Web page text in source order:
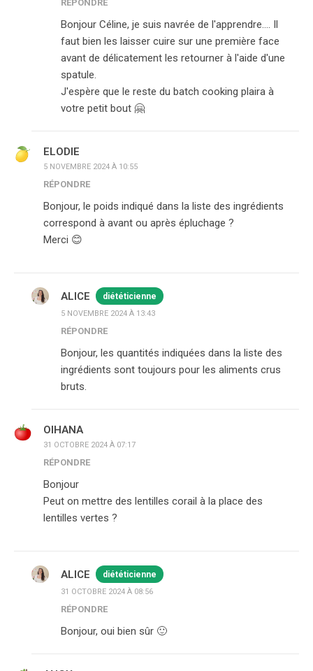
RÉPONDRE
Bonjour Céline, je suis navrée de l'apprendre…. Il
faut bien les laisser cuire sur une première face
avant de délicatement les retourner à l'aide d'une
spatule.
J'espère que le reste du batch cooking plaira à
votre petit bout 🤗
ELODIE
5 NOVEMBRE 2024 À 10:55
RÉPONDRE
Bonjour, le poids indiqué dans la liste des ingrédients
correspond à avant ou après épluchage ?
Merci 😊
ALICE diététicienne
5 NOVEMBRE 2024 À 13:43
RÉPONDRE
Bonjour, les quantités indiquées dans la liste des
ingrédients sont toujours pour les aliments crus
bruts.
OIHANA
31 OCTOBRE 2024 À 07:17
RÉPONDRE
Bonjour
Peut on mettre des lentilles corail à la place des
lentilles vertes ?
ALICE diététicienne
31 OCTOBRE 2024 À 08:56
RÉPONDRE
Bonjour, oui bien sûr 🙂